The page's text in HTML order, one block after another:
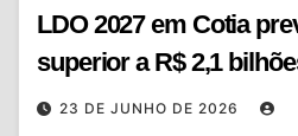
LDO 2027 em Cotia
superior a R$ 2,1
23 DE JUNHO DE 2026